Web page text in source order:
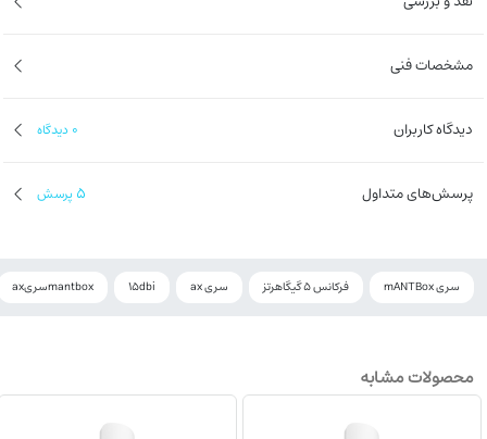
مشخصات فنی
دیدگاه کاربران 0 دیدگاه
پرسش‌های متداول 5 پرسش
سری mANTBox فرکانس 5 گیگاهرتز سری ax 15dbi mantboxسریax
محصولات مشابه